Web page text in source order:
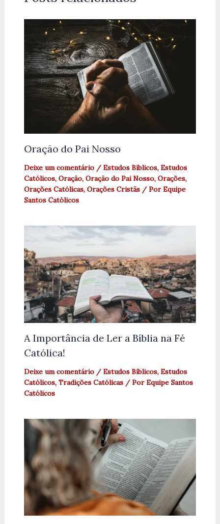
Oração do Pai Nosso
Deixe um comentário / Estudos Bíblicos, Estudos
Católicos, Oração, Oração do Pai Nosso, Orações,
Orações Católicas, Orações Cristãs/ Por Equipe
Santos Católicos
A Importância de Ler a Bíblia na Fé
Católica!
Deixe um comentário / Estudos Bíblicos, Estudos
Católicos, Tradições Católicas/ Por Equipe Santos
Católicos